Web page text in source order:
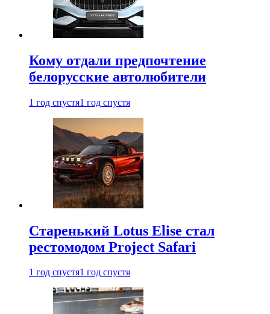
Кому отдали предпочтение
белорусские автолюбители
1 год спустя1 год спустя
Старенький Lotus Elise стал
рестомодом Project Safari
1 год спустя1 год спустя